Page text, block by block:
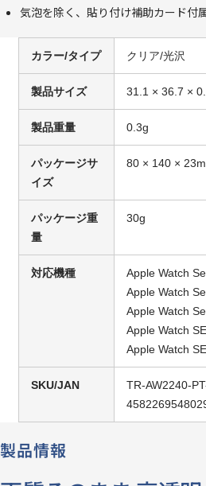
気泡を除く、貼り付け補助カード付
カラー/タイプ クリア/光沢
製品サイズ 31.1 × 36.7 ×
製品重量 0.3g
パッケージサ
イズ
80 × 140 ×
パッケージ重
量
30g
対応機種
Apple Watch
Apple Watch
Apple Watch
Apple Watch
Apple Watch
SKU/JAN
TR-AW2240-
製品情報